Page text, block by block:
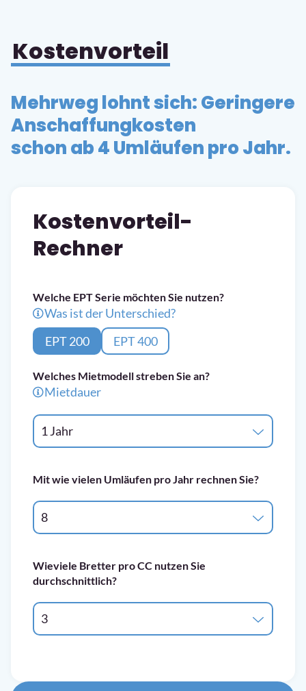
Kostenvorteil
Mehrweg lohnt sich: Geringere
Anschaffungkosten
schon ab 4 Umläufen pro Jahr.
Kostenvorteil-
Rechner
Welche EPT Serie möchten Sie nutzen?
Was ist der Unterschied?
EPT 200
EPT 400
Welches Mietmodell streben Sie an?
Mietdauer
1 Jahr
Mit wie vielen Umläufen pro Jahr rechnen Sie?
8
Wieviele Bretter pro CC nutzen Sie
durchschnittlich?
3